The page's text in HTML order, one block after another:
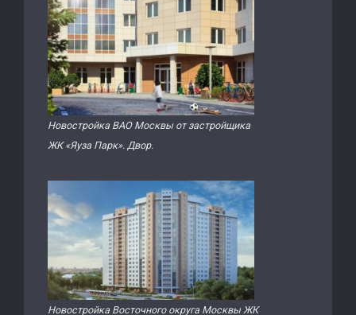
Новостройка ВАО Москвы от застройщика
ЖК «Яуза Парк». Двор.
Новостройка Восточного округа Москвы ЖК